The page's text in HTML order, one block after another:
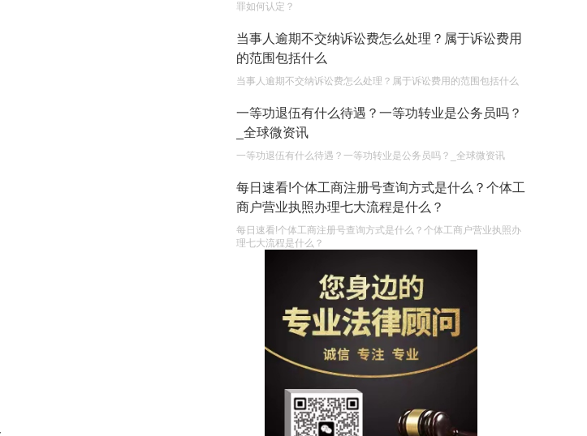
罪如何认定？
当事人逾期不交纳诉讼费怎么处理？属于诉讼费用
的范围包括什么
当事人逾期不交纳诉讼费怎么处理？属于诉讼费用的范围包括什么
一等功退伍有什么待遇？一等功转业是公务员吗？
_全球微资讯
一等功退伍有什么待遇？一等功转业是公务员吗？_全球微资讯
每日速看!个体工商注册号查询方式是什么？个体工
商户营业执照办理七大流程是什么？
每日速看!个体工商注册号查询方式是什么？个体工商户营业执照办
理七大流程是什么？